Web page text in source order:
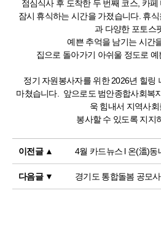
점심식사 후 도착한 두 번째 코스, 카
잠시 휴식하는 시간을 가졌습니다. 휴
과 다양한 포토스
예쁜 추억을 남기는 시간
집으로 돌아가기 아쉬울 정도로
정기 자원봉사자를 위한 2026년 힐링
마쳤습니다. 앞으로도 범안종합사회복
욱 힘내서 지역사회
봉사할 수 있도록 지지
이전글 ▲ 4월 카드뉴스 l 온(溫)동
다음글 ▼